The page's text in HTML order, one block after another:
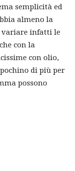
semplicità ed
almeno la
variare infatti le
con la
con olio,
di più per
possono